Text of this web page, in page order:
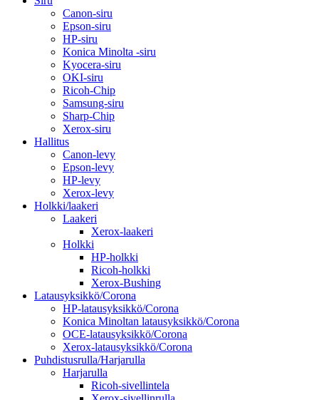
Canon-siru
Epson-siru
HP-siru
Konica Minolta -siru
Kyocera-siru
OKI-siru
Ricoh-Chip
Samsung-siru
Sharp-Chip
Xerox-siru
Hallitus
Canon-levy
Epson-levy
HP-levy
Xerox-levy
Holkki/laakeri
Laakeri
Xerox-laakeri
Holkki
HP-holkki
Ricoh-holkki
Xerox-Bushing
Latausyksikkö/Corona
HP-latausyksikkö/Corona
Konica Minoltan latausyksikkö/Corona
OCE-latausyksikkö/Corona
Xerox-latausyksikkö/Corona
Puhdistusrulla/Harjarulla
Harjarulla
Ricoh-sivellintela